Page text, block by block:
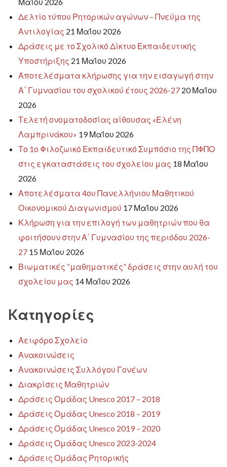
Δελτίο τύπου Ρητορικών αγώνων – Πνεύμα της
Αντιλογίας 21 Μαΐου 2026
Δράσεις με το Σχολικό Δίκτυο Εκπαιδευτικής
Υποστήριξης 21 Μαΐου 2026
Αποτελέσματα κλήρωσης για την εισαγωγή στην
Α΄ Γυμνασίου του σχολικού έτους 2026-27 20 Μαΐου
2026
Τελετή ονοματοδοσίας αίθουσας «Ελένη
Λαμπρινάκου» 19 Μαΐου 2026
Το 1ο Φιλοζωικό Εκπαιδευτικό Συμπόσιο της ΠΦΠΟ
στις εγκαταστάσεις του σχολείου μας 18 Μαΐου
2026
Αποτελέσματα 4ου Πανελλήνιου Μαθητικού
Οικονομικού Διαγωνισμού 17 Μαΐου 2026
Κλήρωση για την επιλογή των μαθητριών που θα
φοιτήσουν στην Α΄ Γυμνασίου της περιόδου 2026-
27 15 Μαΐου 2026
Βιωματικές “μαθηματικές” δράσεις στην αυλή του
σχολείου μας 14 Μαΐου 2026
Kατηγορίες
Αειφόρο Σχολείο
Ανακοινώσεις
Ανακοινώσεις Συλλόγου Γονέων
Διακρίσεις Μαθητριών
Δράσεις Ομάδας Unesco 2017 – 2018
Δράσεις Ομάδας Unesco 2018 – 2019
Δράσεις Ομάδας Unesco 2019 – 2020
Δράσεις Ομάδας Unesco 2023-2024
Δράσεις Ομάδας Ρητορικής